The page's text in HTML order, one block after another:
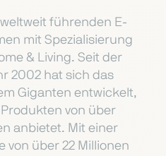
führenden E-
mit Spezialisierung
& Living. Seit der
2002 hat sich das
Giganten entwickelt,
von über
anbietet. Mit einer
von über 22 Millionen